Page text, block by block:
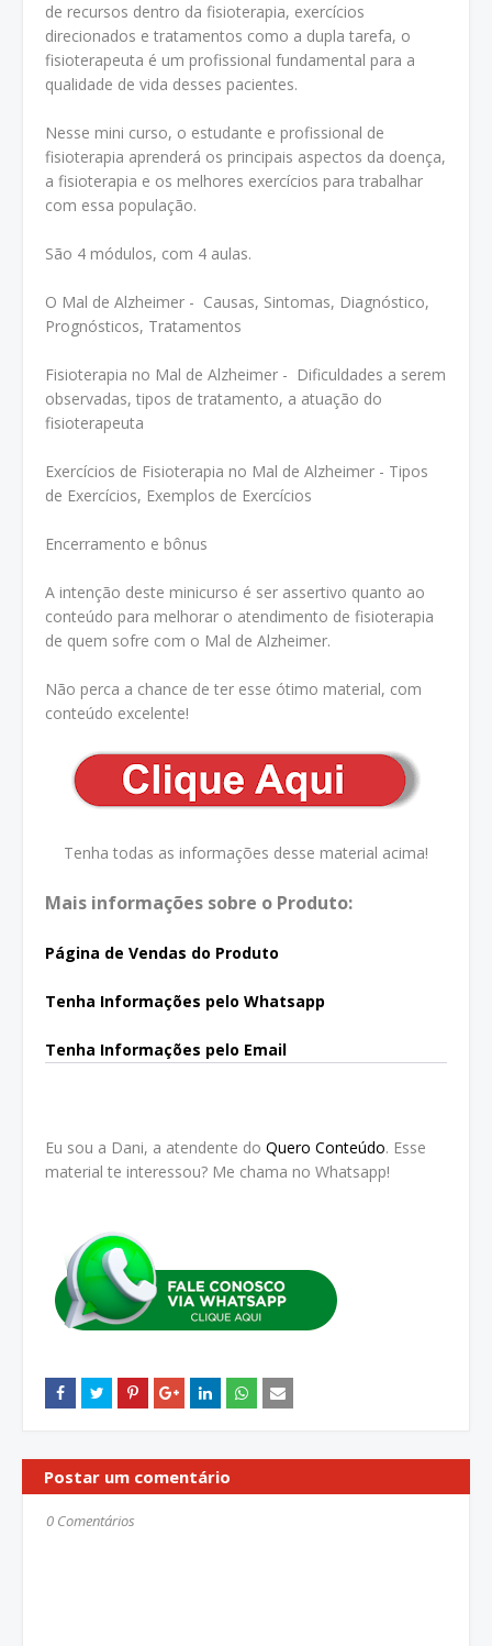
de recursos dentro da fisioterapia, exercícios
direcionados e tratamentos como a dupla tarefa, o
fisioterapeuta é um profissional fundamental para a
qualidade de vida desses pacientes.
Nesse mini curso, o estudante e profissional de
fisioterapia aprenderá os principais aspectos da doença,
a fisioterapia e os melhores exercícios para trabalhar
com essa população.
São 4 módulos, com 4 aulas.
O Mal de Alzheimer - Causas, Sintomas, Diagnóstico,
Prognósticos, Tratamentos
Fisioterapia no Mal de Alzheimer - Dificuldades a serem
observadas, tipos de tratamento, a atuação do
fisioterapeuta
Exercícios de Fisioterapia no Mal de Alzheimer - Tipos
de Exercícios, Exemplos de Exercícios
Encerramento e bônus
A intenção deste minicurso é ser assertivo quanto ao
conteúdo para melhorar o atendimento de fisioterapia
de quem sofre com o Mal de Alzheimer.
Não perca a chance de ter esse ótimo material, com
conteúdo excelente!
Tenha todas as informações desse material acima!
Mais informações sobre o Produto:
Página de Vendas do Produto
Tenha Informações pelo Whatsapp
Tenha Informações pelo Email
Eu sou a Dani, a atendente do Quero Conteúdo. Esse
material te interessou? Me chama no Whatsapp!
Postar um comentário
0 Comentários